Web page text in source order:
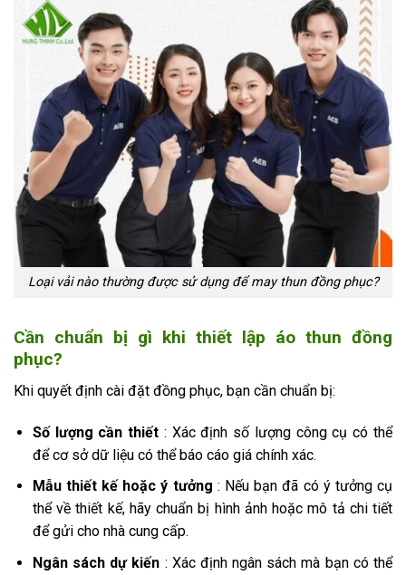
Loại vải nào thường được sử dụng để may thun đồng phục?
Cần chuẩn bị gì khi thiết lập áo thun đồng
phục?
Khi quyết định cài đặt đồng phục, bạn cần chuẩn bị:
Số lượng cần thiết : Xác định số lượng công cụ có thể
để cơ sở dữ liệu có thể báo cáo giá chính xác.
Mẫu thiết kế hoặc ý tưởng : Nếu bạn đã có ý tưởng cụ
thể về thiết kế, hãy chuẩn bị hình ảnh hoặc mô tả chi tiết
để gửi cho nhà cung cấp.
Ngân sách dự kiến ​​: Xác định ngân sách mà bạn có thể